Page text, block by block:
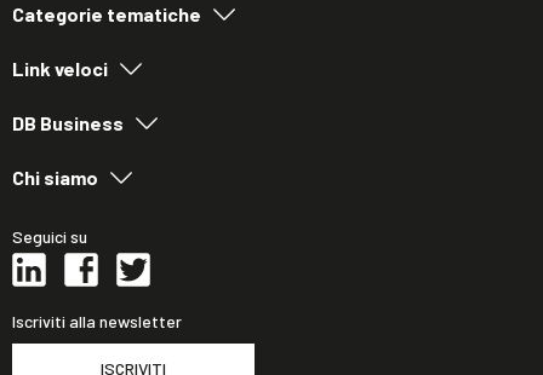
Categorie tematiche
Link veloci
DB Business
Chi siamo
Seguici su
Iscriviti alla newsletter
ISCRIVITI